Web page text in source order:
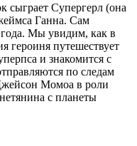
сыграет Супергерл (она
Ганна. Сам
Мы увидим, как в
героиня путешествует
и знакомится с
по следам
Момоа в роли
с планеты